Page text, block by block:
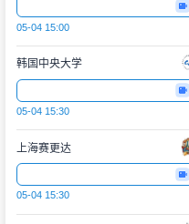
05-04 15:00
韩国中央大学
05-04 15:30
上海赛更达
05-04 15:30